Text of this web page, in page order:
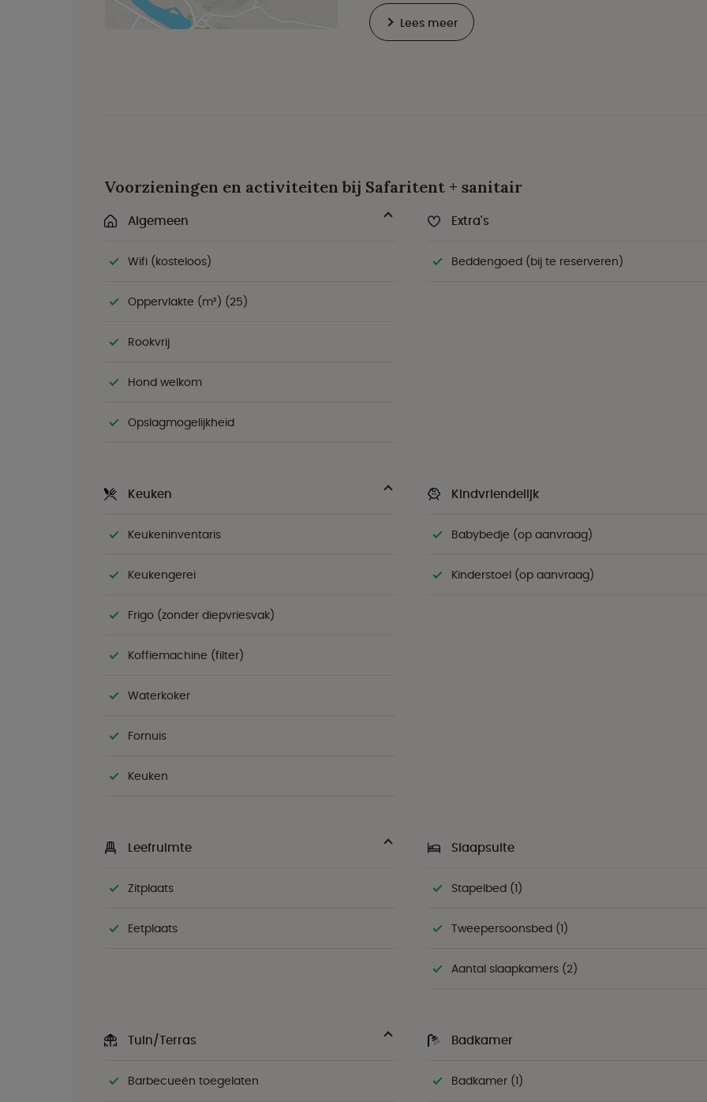
Lees meer
Voorzieningen en activiteiten bij Safaritent + sanitair
Algemeen
Wifi (kosteloos)
Oppervlakte (m²) (25)
Rookvrij
Hond welkom
Opslagmogelijkheid
Extra's
Beddengoed (bij te reserveren)
Keuken
Keukeninventaris
Keukengerei
Frigo (zonder diepvriesvak)
Koffiemachine (filter)
Waterkoker
Fornuis
Keuken
Kindvriendelijk
Babybedje (op aanvraag)
Kinderstoel (op aanvraag)
Leefruimte
Zitplaats
Eetplaats
Slaapsuite
Stapelbed (1)
Tweepersoonsbed (1)
Aantal slaapkamers (2)
Tuin/Terras
Barbecueën toegelaten
Badkamer
Badkamer (1)